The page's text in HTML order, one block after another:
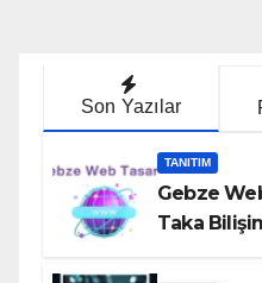
Son Yazılar
TANITIM
Gebze
Taka